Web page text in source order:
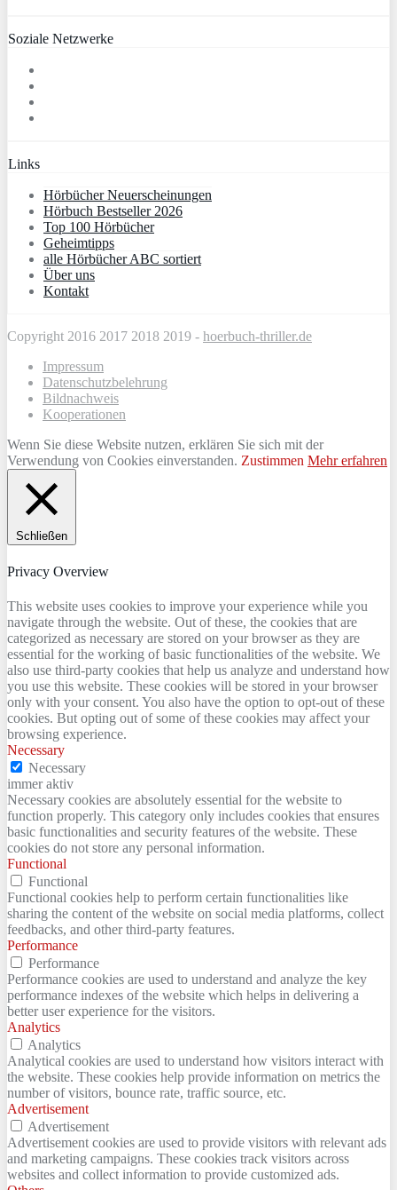
Soziale Netzwerke
Links
Hörbücher Neuerscheinungen
Hörbuch Bestseller 2026
Top 100 Hörbücher
Geheimtipps
alle Hörbücher ABC sortiert
Über uns
Kontakt
Copyright 2016 2017 2018 2019 - hoerbuch-thriller.de
Impressum
Datenschutzbelehrung
Bildnachweis
Kooperationen
Wenn Sie diese Website nutzen, erklären Sie sich mit der
Verwendung von Cookies einverstanden. Zustimmen Mehr erfahren
Schließen
Privacy Overview
This website uses cookies to improve your experience while you
navigate through the website. Out of these, the cookies that are
categorized as necessary are stored on your browser as they are
essential for the working of basic functionalities of the website. We
also use third-party cookies that help us analyze and understand how
you use this website. These cookies will be stored in your browser
only with your consent. You also have the option to opt-out of these
cookies. But opting out of some of these cookies may affect your
browsing experience.
Necessary
Necessary
immer aktiv
Necessary cookies are absolutely essential for the website to
function properly. This category only includes cookies that ensures
basic functionalities and security features of the website. These
cookies do not store any personal information.
Functional
Functional
Functional cookies help to perform certain functionalities like
sharing the content of the website on social media platforms, collect
feedbacks, and other third-party features.
Performance
Performance
Performance cookies are used to understand and analyze the key
performance indexes of the website which helps in delivering a
better user experience for the visitors.
Analytics
Analytics
Analytical cookies are used to understand how visitors interact with
the website. These cookies help provide information on metrics the
number of visitors, bounce rate, traffic source, etc.
Advertisement
Advertisement
Advertisement cookies are used to provide visitors with relevant ads
and marketing campaigns. These cookies track visitors across
websites and collect information to provide customized ads.